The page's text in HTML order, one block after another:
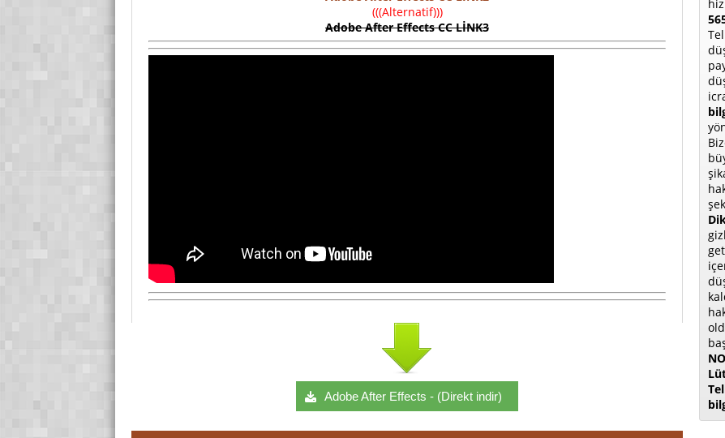
(((Alternatif)))
Adobe After Effects CC LİNK3
Adobe After Effects - (Direkt indir)